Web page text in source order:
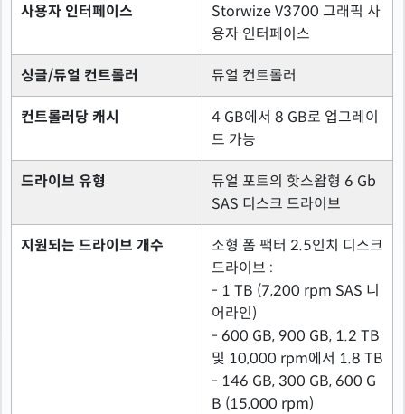
사용자 인터페이스
Storwize V3700 그래픽 사
용자 인터페이스
싱글/듀얼 컨트롤러 듀얼 컨트롤러
컨트롤러당 캐시
4 GB에서 8 GB로 업그레이
드 가능
드라이브 유형
듀얼 포트의 핫스왑형 6 Gb
SAS 디스크 드라이브
지원되는 드라이브 개수
소형 폼 팩터 2.5인치 디스크
드라이브 :
- 1 TB (7,200 rpm SAS 니
어라인)
- 600 GB, 900 GB, 1.2 TB
및 10,000 rpm에서 1.8 TB
- 146 GB, 300 GB, 600 G
B (15,000 rpm)